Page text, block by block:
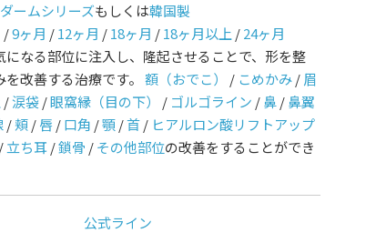
ームシリーズもしくは韓国製
/9ヶ月 /12ヶ月 /18ヶ月 /18ヶ月以上 /24ヶ月
になる部位に注入し、隆起させることで、形を整
改善する治療です。 額（おでこ） / こめかみ/眉
/涙袋/眼窩縁（目の下） / ゴルゴライン /鼻/鼻翼
/頬/唇/口角 /顎/首/ ヒアルロン酸リフトアップ
/立ち耳/鎖骨 /その他部位の改善をすることができ
公式ライン